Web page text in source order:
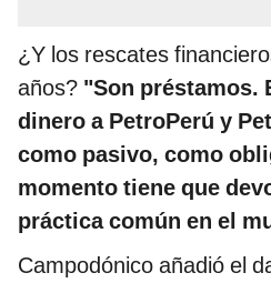
¿Y los rescates
años? "Son préstamos.
dinero a PetroPerú y
como pasivo, como
momento tiene que
práctica común en el
Campodónico añadió el